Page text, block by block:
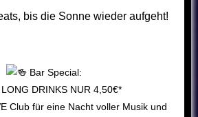
bis die Sonne wieder aufgeht!
Bar Special:
DRINKS NUR 4,50€*
Club für eine Nacht voller Musik und